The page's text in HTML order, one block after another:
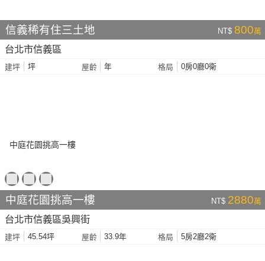
信義稀有住三土地 NT$ 800萬
台北市信義區
建坪 坪 屋齡 年 格局 0房0廳0衛
中庭花園挑高一樓 NT$ 2880萬
台北市信義區吳興街
建坪 45.54坪 屋齡 33.9年 格局 5房2廳2衛